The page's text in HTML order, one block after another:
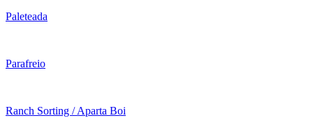
Paleteada
Parafreio
Ranch Sorting / Aparta Boi